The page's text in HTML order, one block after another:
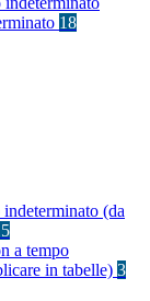
18
(da
a tempo
in tabelle) 3